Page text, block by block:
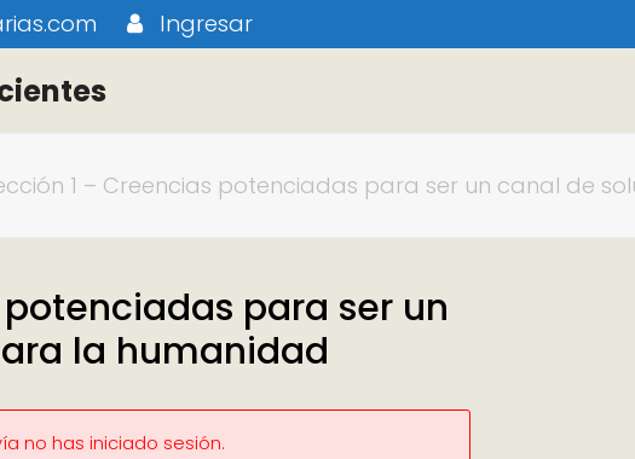
Ingresar
1 – Creencias potenciadas para ser un canal de
para ser un
la humanidad
no has iniciado sesión.